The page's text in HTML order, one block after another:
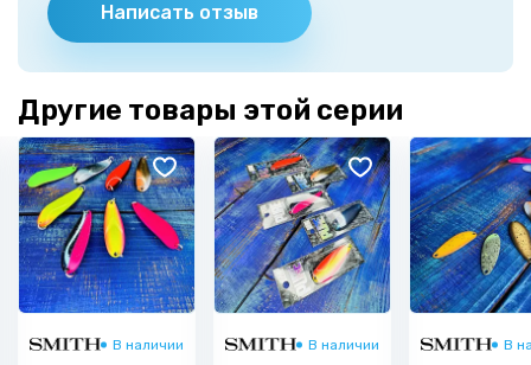
Написать отзыв
Другие товары этой серии
В наличии В наличии В